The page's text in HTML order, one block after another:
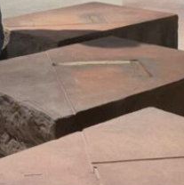
赴西班牙深造，完美
利法恩札國際陶藝雙
藝界最高榮譽「卓越
博物館以及法國紅堡